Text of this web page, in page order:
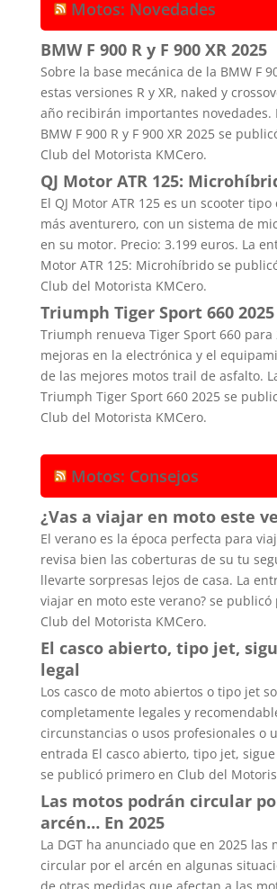
Motos: Novedades
BMW F 900 R y F 900 XR 2025
Sobre la base mecánica de la BMW F
estas versiones R y XR, naked y
año recibirán importantes novedades.
BMW F 900 R y F 900 XR 2025 se
Club del Motorista KMCero.
QJ Motor ATR 125:
El QJ Motor ATR 125 es un scooter tipo
más aventurero, con un sistema de
en su motor. Precio: 3.199 euros. La
Motor ATR 125: Microhíbrido se
Club del Motorista KMCero.
Triumph Tiger Sport 660 2025
Triumph renueva Tiger Sport 660 para
mejoras en la electrónica y el
de las mejores motos trail de asfalto.
Triumph Tiger Sport 660 2025 se
Club del Motorista KMCero.
Motos: Consejos
¿Vas a viajar en moto este
El verano es la época perfecta para
revisa bien las coberturas de su tu
llevarte sorpresas lejos de casa. La
viajar en moto este verano? se
Club del Motorista KMCero.
El casco abierto, tipo jet,
legal
Los casco de moto abiertos o tipo jet
completamente legales y
circunstancias o usos profesionales o
entrada El casco abierto, tipo jet,
se publicó primero en Club del
Las motos podrán circular
arcén… En 2025
La DGT ha anunciado que en 2025 las
circular por el arcén en algunas